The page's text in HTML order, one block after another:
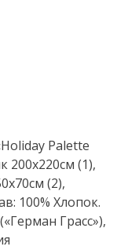
Palette
200х220см (1),
(2),
100% Хлопок.
Грасс»),